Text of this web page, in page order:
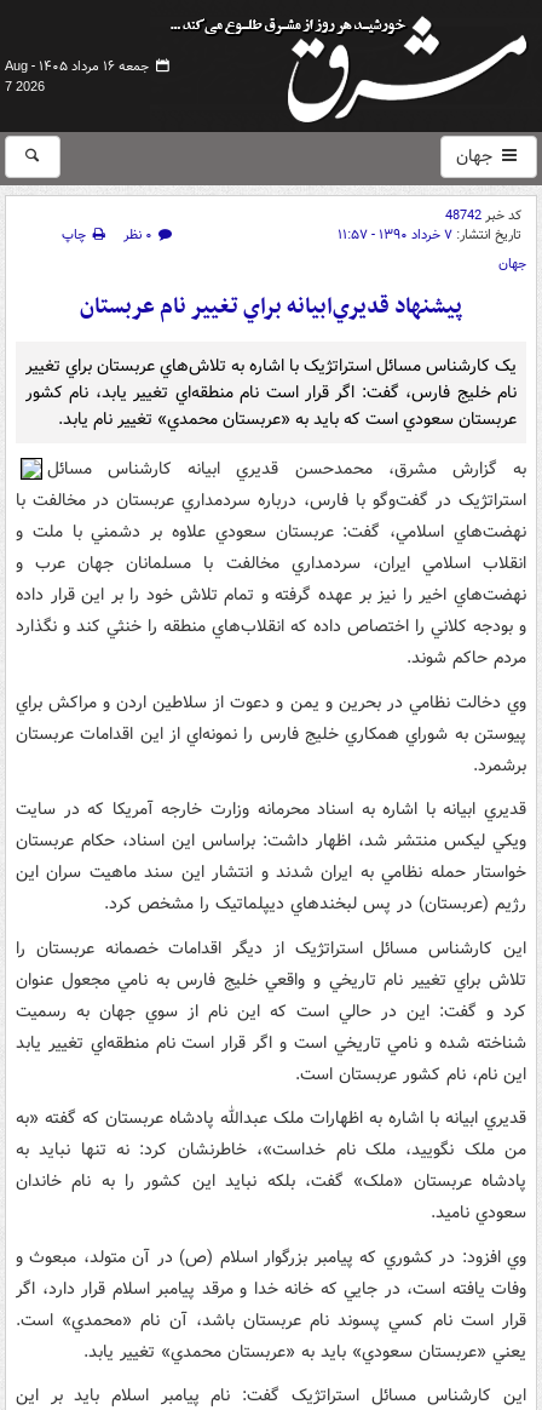
جمعه ۱۶ مرداد ۱۴۰۵ -
Aug
7 2026
جهان
کد خبر48742
تاریخ انتشار: ۷ خرداد ۱۳۹۰ - ۱۱:۵۷ ۰ نظر
چاپ
جهان
پيشنهاد قديري‌ابيانه براي تغيير نام عربستان
يک کارشناس مسائل استراتژيک با اشاره به تلاش‌هاي عربستان براي تغيير
نام خليج فارس، گفت: اگر قرار است نام منطقه‌اي تغيير يابد، نام کشور
عربستان سعودي است که بايد به «عربستان محمدي» تغيير نام يابد.
به گزارش مشرق، محمدحسن قديري ابيانه کارشناس مسائل
استراتژيک در گفت‌وگو با فارس، درباره سردمداري عربستان در مخالفت با
نهضت‌هاي اسلامي، گفت: عربستان سعودي علاوه بر دشمني با ملت و
انقلاب اسلامي ايران، سردمداري مخالفت با مسلمانان جهان عرب و
نهضت‌هاي اخير را نيز بر عهده گرفته و تمام تلاش خود را بر اين قرار داده
و بودجه کلاني را اختصاص داده که انقلاب‌هاي منطقه را خنثي کند و نگذارد
مردم حاکم شوند.
وي دخالت نظامي در بحرين و يمن و دعوت از سلاطين اردن و مراکش براي
پيوستن به شوراي همکاري خليج فارس را نمونه‌اي از اين اقدامات عربستان
برشمرد.
قديري ابيانه با اشاره به اسناد محرمانه وزارت خارجه آمريکا که در سايت
ويکي ليکس منتشر شد، اظهار داشت: براساس اين اسناد، حکام عربستان
خواستار حمله نظامي به ايران شدند و انتشار اين سند ماهيت سران اين
رژيم (عربستان) در پس لبخندهاي ديپلماتيک را مشخص کرد.
اين کارشناس مسائل استراتژيک از ديگر اقدامات خصمانه عربستان را
تلاش براي تغيير نام تاريخي و واقعي خليج فارس به نامي مجعول عنوان
کرد و گفت: اين در حالي است که اين نام از سوي جهان به رسميت
شناخته شده و نامي تاريخي است و اگر قرار است نام منطقه‌اي تغيير يابد
اين نام، نام کشور عربستان است.
قديري ابيانه با اشاره به اظهارات ملک عبدالله پادشاه عربستان که گفته «به
من ملک نگوييد، ملک نام خداست»، خاطرنشان کرد: نه تنها نبايد به
پادشاه عربستان «ملک» گفت، بلکه نبايد اين کشور را به نام خاندان
سعودي ناميد.
وي افزود: در کشوري که پيامبر بزرگوار اسلام (ص) در آن متولد، مبعوث و
وفات يافته است، در جايي که خانه خدا و مرقد پيامبر اسلام قرار دارد، اگر
قرار است نام کسي پسوند نام عربستان باشد، آن نام «محمدي» است.
يعني «عربستان سعودي» بايد به «عربستان محمدي» تغيير يابد.
اين کارشناس مسائل استراتژيک گفت: نام پيامبر اسلام بايد بر اين